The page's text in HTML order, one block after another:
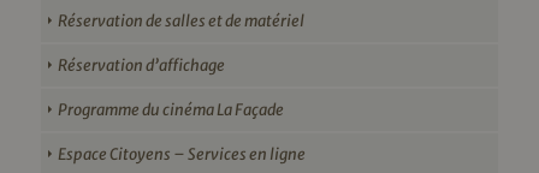
Réservation de salles et de matériel
Réservation d’affichage
Programme du cinéma La Façade
Espace Citoyens – Services en ligne